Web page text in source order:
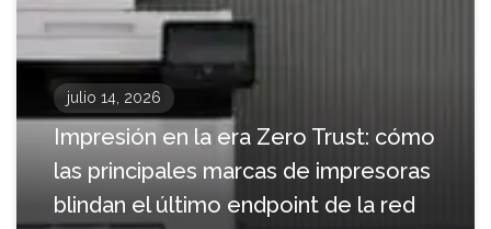
julio 14, 2026
Impresión en la era Zero Trust: cómo
las principales marcas de impresoras
blindan el último endpoint de la red